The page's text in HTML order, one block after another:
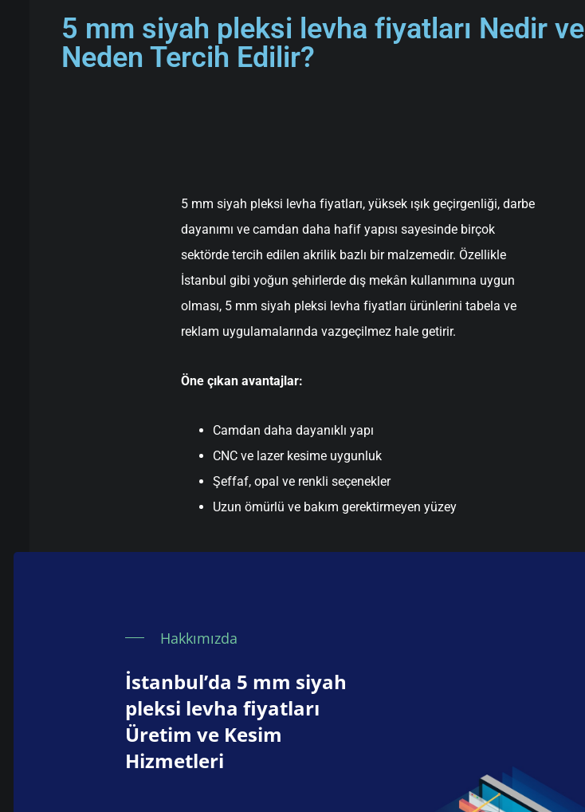
5 mm siyah pleksi levha fiyatları Nedir ve
Neden Tercih Edilir?
5 mm siyah pleksi levha fiyatları, yüksek ışık geçirgenliği, darbe
dayanımı ve camdan daha hafif yapısı sayesinde birçok
sektörde tercih edilen akrilik bazlı bir malzemedir. Özellikle
İstanbul gibi yoğun şehirlerde dış mekân kullanımına uygun
olması, 5 mm siyah pleksi levha fiyatları ürünlerini tabela ve
reklam uygulamalarında vazgeçilmez hale getirir.
Öne çıkan avantajlar:
Camdan daha dayanıklı yapı
CNC ve lazer kesime uygunluk
Şeffaf, opal ve renkli seçenekler
Uzun ömürlü ve bakım gerektirmeyen yüzey
Hakkımızda
İstanbul’da 5 mm siyah
pleksi levha fiyatları
Üretim ve Kesim
Hizmetleri